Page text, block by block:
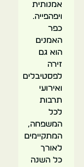
אמנותית
ויפהפייה.
כפר
האמנים
הוא גם
זירה
לפסטיבלים
ואירועי
תרבות
לכל
המשפחה,
המתקיימים
לאורך
כל השנה